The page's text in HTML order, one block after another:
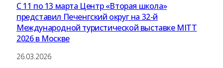
С 11 по 13 марта Центр «Вторая школа»
представил Печенгский округ на 32-й
Международной туристической выставке MITT
2026 в Москве
26.03.2026